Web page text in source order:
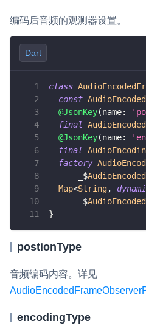
实时消息
解决方案
一整套高可靠、低时延、高并
融合 CDN 直播
对接国内外多家 CDN 供应商，
媒体流加速
为智能硬件提供优质的媒体流
物的实时互动连接
实时互动扩展能力
快速实现多人实时互动白板协作
Electron
Unity
Flutter
React Native
Unreal (C++)
Unreal (Blueprint)
React
编码后音频的观测器设置。
Dart
class
const
@JsonKey(name:
final
@JsonKey(name:
final
factory
      _$
Map<String,
      _$
}
postionType
音频编码内容。详见
encodingType